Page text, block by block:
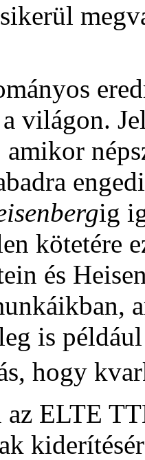
világon.
amikor
ig
kötetére
és
is
hogy
az ELTE